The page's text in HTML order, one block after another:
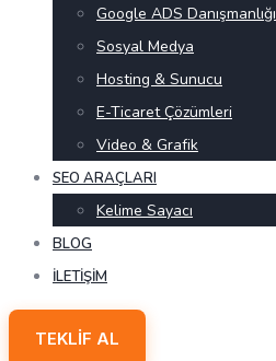
Google ADS Danışmanlığı
Sosyal Medya
Hosting & Sunucu
E-Ticaret Çözümleri
Video & Grafik
SEO ARAÇLARI
Kelime Sayacı
BLOG
İLETIŞIM
TEKLIF AL